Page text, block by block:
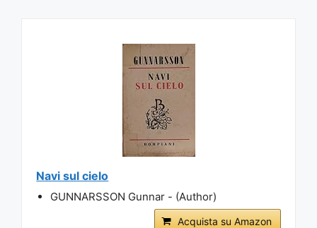
Navi sul cielo
GUNNARSSON Gunnar - (Author)
Acquista su Amazon